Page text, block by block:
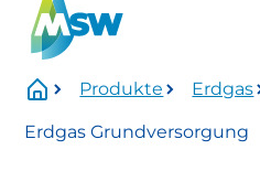
Mittwoch, 01.07.2026
Produkte Erdgas
Erdgas Grundversorgung